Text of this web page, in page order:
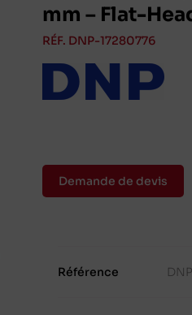
mm – Flat-
RÉF. DNP-17280776
Demande de devis
Référence